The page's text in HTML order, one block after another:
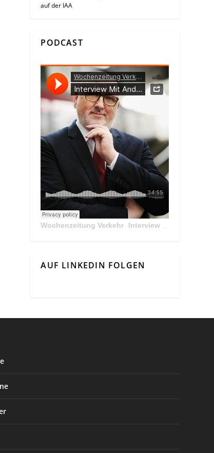
auf der IAA
PODCAST
Wochenzeitung Verkehr · Interview Mit Andreas Matthä, CEO der ÖBB Holding
AUF LINKEDIN FOLGEN